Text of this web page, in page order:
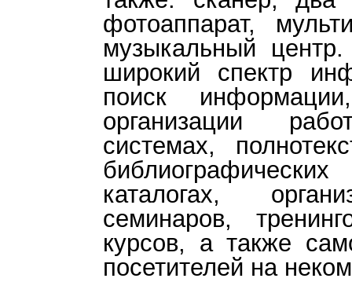
фотоаппарат,
музыкальный
широкий спектр
поиск
организации
системах,
каталогах,
семинаров,
курсов, а также
посетителей на